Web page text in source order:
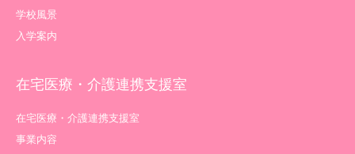
学校風景
入学案内
在宅医療・介護連携支援室
在宅医療・介護連携支援室
事業内容